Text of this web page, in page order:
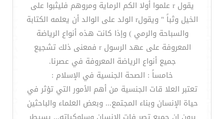
يقول r علموا أولا الكم الرماية ومروهم فليثبوا على
الخيل وثباً " ويقولr الولد على الوالد أن يعلمه الكتابة
والسباحة والرمي ) وإذا كانت هذه أنواع الرياضة
المعروفة على عهد الرسول r فمعنى ذلك تشجيع
جميع أنواع الرياضة المعروفة في عصرنا.
خامساً : الصحة الجنسية في الإسلام :
تعتبر العلا قات الجنسية من أهم الأمور التي تؤثر في
حياة الإنسان وبناء المجتمع... وبعض العلماء والباحثين